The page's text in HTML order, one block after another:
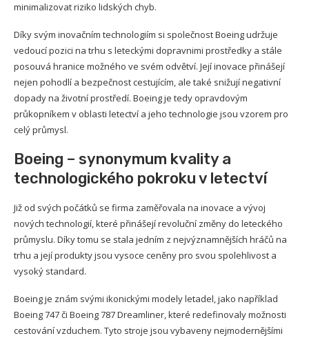
minimalizovat riziko lidských chyb.
Díky svým inovačním technologiím si společnost Boeing udržuje
vedoucí pozici na trhu s leteckými dopravnimi prostředky a stále
posouvá hranice možného ve svém odvětví. Její inovace přinášejí
nejen pohodlí a bezpečnost cestujícím, ale také snižují negativní
dopady na životní prostředí. Boeing je tedy opravdovým
průkopníkem v oblasti letectví a jeho technologie jsou vzorem pro
celý průmysl.
Boeing – synonymum kvality a
technologického pokroku v letectví
Již od svých počátků se firma zaměřovala na inovace a vývoj
nových technologií, které přinášejí revoluční změny do leteckého
průmyslu. Díky tomu se stala jedním z nejvýznamnějších hráčů na
trhu a její produkty jsou vysoce ceněny pro svou spolehlivost a
vysoký standard.
Boeing je znám svými ikonickými modely letadel, jako například
Boeing 747 či Boeing 787 Dreamliner, které redefinovaly možnosti
cestování vzduchem. Tyto stroje jsou vybaveny nejmodernějšími